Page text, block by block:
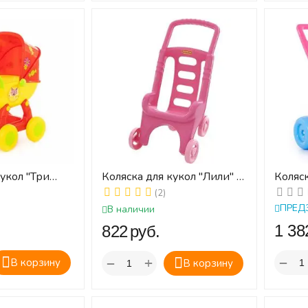
"Три
В корзину
Коляска для кукол "Лили" (в
сеточке)
(2)
В наличии
‍822‍руб.
В корзину
+
−
№1
‍1
−